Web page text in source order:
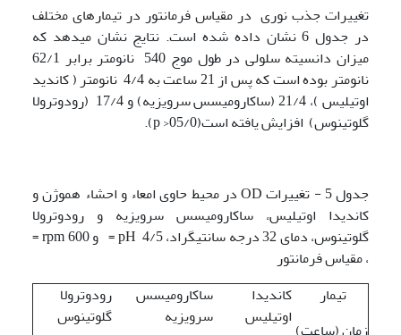
تغییرات جذب نوری در مقیاس فرمانتور در تیمارهای مختلف
در جدول 6 نشان داده شده است. نتایج نشان میدهد که
میزان دانسیته سلولی در طول موج 540 نانومتر برابر 62/1
نانومتر بوده است که پس از 21 ساعت به 4/4 نانومتر ( کاندید
اوتیلیس )، 21/4 (ساکارومیسس سرویزیه) و 17/4 (رودوترولا
گلوتینوس) افزایش یافته است(05/0< p).
جدول 5 - تغییرات OD در محیط حاوی امعاء و احشاء هموژن و
کاندیدا اوتیلیس، ساکارومیسس سرویزیه و رودوترولا
گلوتینوس، دمای 32 درجه سانتیگراد، 4/5 pH = و 600 rpm =
، مقیاس فرمانتور
تیمار کاندیدا
اوتیلیس
ساکارومیسس
سرویزیه
رودوترولا
گلوتینوس